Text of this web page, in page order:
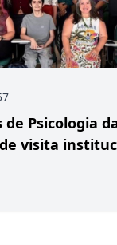
de Psicologia
visita